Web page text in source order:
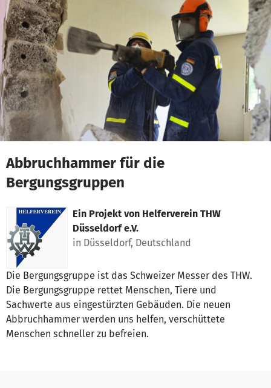
Zum Hauptinhalt springen
Erklärung zur Barrierefreiheit anzeigen
Abbruchhammer für die
Bergungsgruppen
Ein Projekt von Helferverein THW
Düsseldorf e.V.
in Düsseldorf, Deutschland
Die Bergungsgruppe ist das Schweizer Messer des THW.
Die Bergungsgruppe rettet Menschen, Tiere und
Sachwerte aus eingestürzten Gebäuden. Die neuen
Abbruchhammer werden uns helfen, verschüttete
Menschen schneller zu befreien.